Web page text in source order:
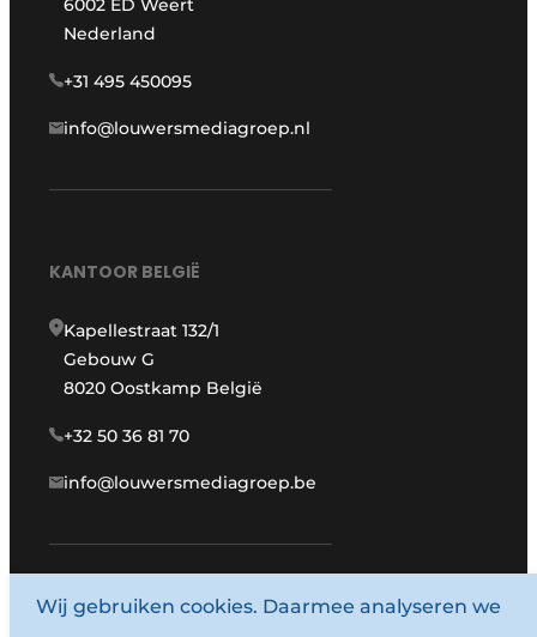
6002 ED Weert
Nederland
+31 495 450095
info@louwersmediagroep.nl
KANTOOR BELGIË
Kapellestraat 132/1
Gebouw G
8020 Oostkamp België
+32 50 36 81 70
info@louwersmediagroep.be
www.louwersmediagroep.com
Wij gebruiken cookies. Daarmee analyseren we